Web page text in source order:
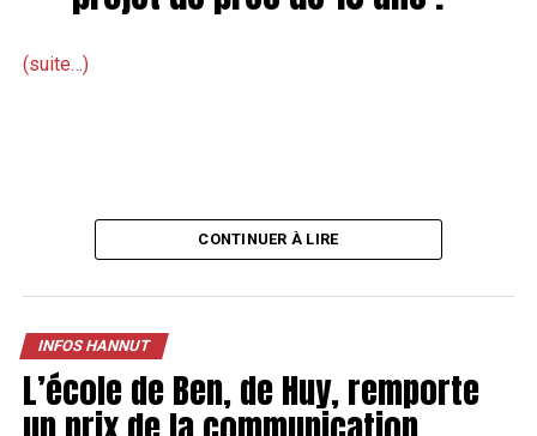
(suite…)
CONTINUER À LIRE
INFOS HANNUT
L’école de Ben, de Huy, remporte